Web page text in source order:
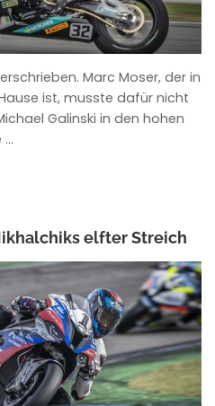
Marc Moser, der in
ist, musste dafür nicht
Galinski in den hohen
…
elfter Streich